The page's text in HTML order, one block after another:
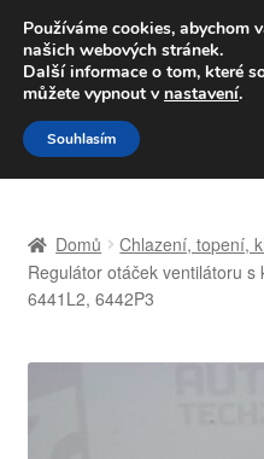
Volejte po-pá
Přeskočit
na
navigaci
Přejít
k
obsahu
Celosvětová doprava
Domů Chlazení, topení,
Regulátor otáček ventilátoru
6441L2, 6442P3
Používáme cookies, abychom
našich webových stránek.
Další informace o tom, které
můžete vypnout v nastavení.
Souhlasím